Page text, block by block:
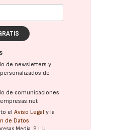
de newsletters y
de
de comunicaciones
elAviso Legal y la
de Datos
Media, S.L.U.